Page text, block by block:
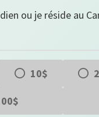
ou je réside au
10$